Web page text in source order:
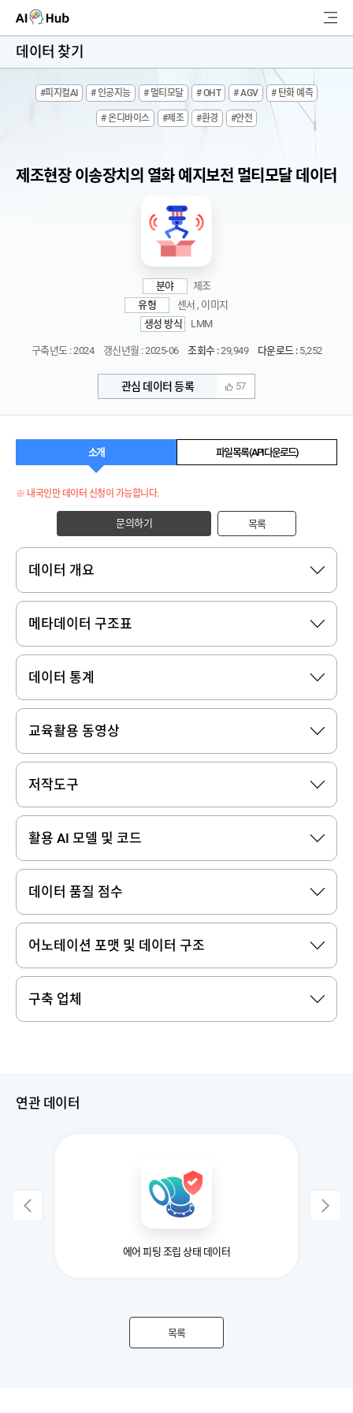
AI-Hub
고객지원
검
색
데이터 찾기
#피지컬AI # 인공지능 # 멀티모달 # OHT # AGV # 탄화 예측
# 온디바이스 #제조 #환경 #안전
제조현장 이송장치의 열화 예지보전 멀티모달 데이터
분야
제조
유형
센서 , 이미지
생성 방식
LMM
구축년도 : 2024 갱신년월 : 2025-06 조회수 :29,949 다운로드 :5,252
관심 데이터 등록 57
소개 파일 목록 (API 다운로드)
※ 내국인만 데이터 신청이 가능합니다.
문의하기 목록
데이터 개요
메타데이터 구조표
데이터 통계
교육활용 동영상
저작도구
활용 AI 모델 및 코드
데이터 품질 점수
어노테이션 포맷 및 데이터 구조
구축 업체
연관 데이터
에어 피팅 조립 상태 데이터
목록